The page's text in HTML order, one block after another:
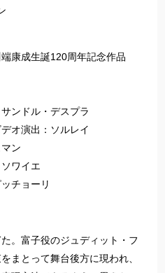
康成生誕120周年記念作品
ンドル・デスプラ
オ演出：ソルレイ
ン
ワイエ
チョーリ
。富子役のジュディット・フ
まとって舞台後方に現われ、